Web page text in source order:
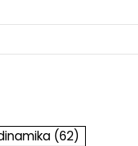
(62)